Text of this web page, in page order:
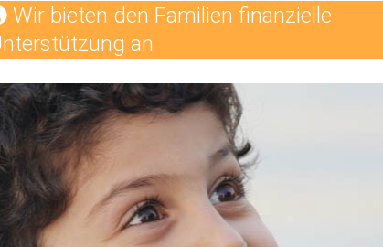
Wir bieten den Familien finanzielle
an